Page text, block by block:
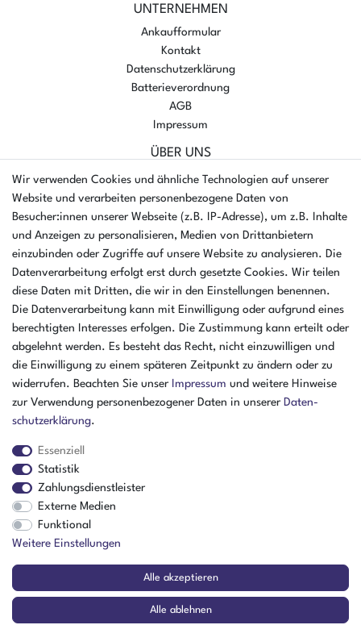
UNTERNEHMEN
Ankaufformular
Kontakt
Datenschutzerklärung
Batterieverordnung
AGB
Impressum
ÜBER UNS
AMIKON GMBH
Einsteinstr. 8a
46325 Borken
Deutschland
Öffnungszeiten Montag - Donnerstag
07:30 - 16:00 Uhr
Öffnungszeiten Freitag
07:30 - 15:00 Uhr
ZAHLUNGSARTEN
Sperrgut, Spedition und Versand ins Ausland
² Nur für Firmen mit Sitz in Deutschland
© Copyright 2026 Amikon GmbH | Alle Rechte vorbehalten.
Wir verwenden Cookies und ähnliche Technologien auf unserer
Website und verarbeiten personenbezogene Daten von
Besucher:innen unserer Webseite (z.B. IP-Adresse), um z.B. Inhalte
und Anzeigen zu personalisieren, Medien von Drittanbietern
einzubinden oder Zugriffe auf unsere Website zu analysieren. Die
Datenverarbeitung erfolgt erst durch gesetzte Cookies. Wir teilen
diese Daten mit Dritten, die wir in den Einstellungen benennen.
Die Datenverarbeitung kann mit Einwilligung oder aufgrund eines
berechtigten Interesses erfolgen. Die Zustimmung kann erteilt oder
abgelehnt werden. Es besteht das Recht, nicht einzuwilligen und
die Einwilligung zu einem späteren Zeitpunkt zu ändern oder zu
widerrufen. Beachten Sie unser Impressum und weitere Hinweise
zur Verwendung personenbezogener Daten in unserer Daten­
schutz­erklärung.
Essenziell
Statistik
Zahlungsdienstleister
Externe Medien
Funktional
Weitere Einstellungen
Alle akzeptieren
Alle ablehnen